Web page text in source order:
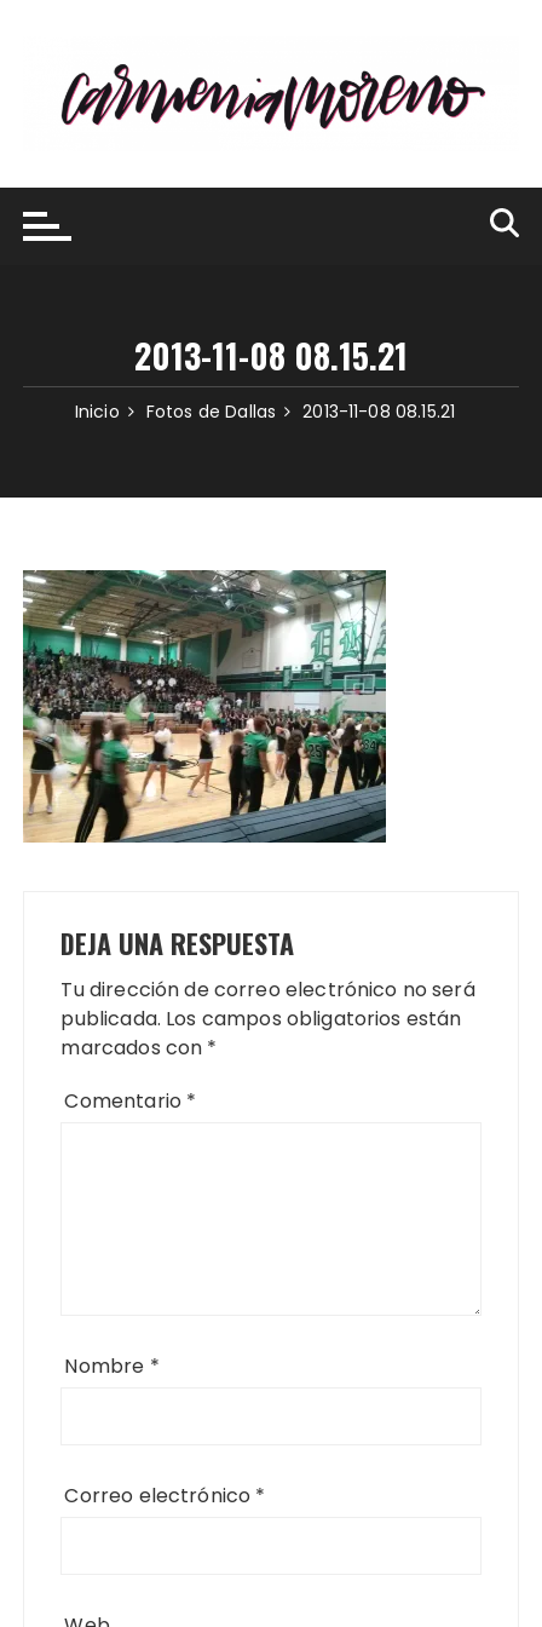
contenido
2013-11-08 08.15.21
Inicio Fotos de Dallas 2013-11-08 08.15.21
DEJA UNA RESPUESTA
Tu dirección de correo electrónico no será
publicada. Los campos obligatorios están
marcados con *
Comentario *
Nombre *
Correo electrónico *